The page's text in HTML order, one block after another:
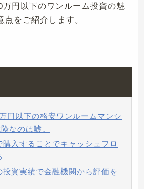
円以下のワンルーム投資の魅
をご紹介します。
円以下の格安ワンルームマンシ
なのは嘘。
入することでキャッシュフロ
資実績で金融機関から評価を